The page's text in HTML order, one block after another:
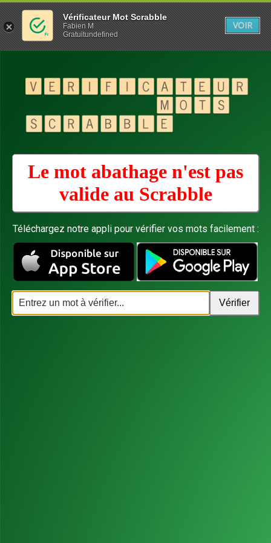
Le mot abathage n'est pas
valide au Scrabble
Téléchargez notre appli pour vérifier vos mots facilement :
Vérificateur Mot Scrabble
Fabien M
Gratuitundefined
VOIR